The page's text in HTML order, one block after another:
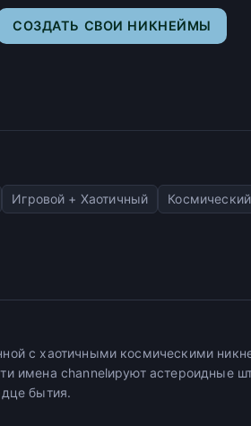
СОЗДАТЬ СВОИ НИКНЕЙМЫ
Игровой + Хаотичный
с хаотичными космическими
имена channelируют астероидные
бытия.